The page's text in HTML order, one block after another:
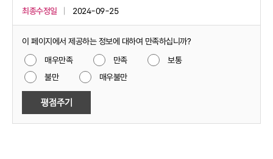
최종수정일
2024-09-25
이 페이지에서 제공하는 정보에 대하여 만족하십니까?
매우만족
만족
보통
불만
매우불만